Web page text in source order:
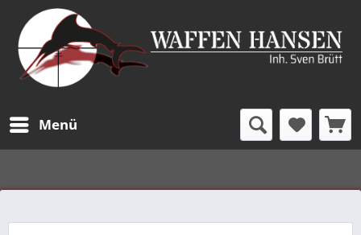
Menü